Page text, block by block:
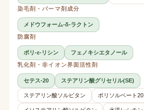
染毛剤・パーマ剤成分
メドウフォーム-δ-ラクトン
防腐剤
ポリ-ε-リシン
フェノキシエタノール
乳化剤・非イオン界面活性剤
セテス-20 ステアリン酸グリセリル(SE)
ステアリン酸ソルビタン ポリソルベート20